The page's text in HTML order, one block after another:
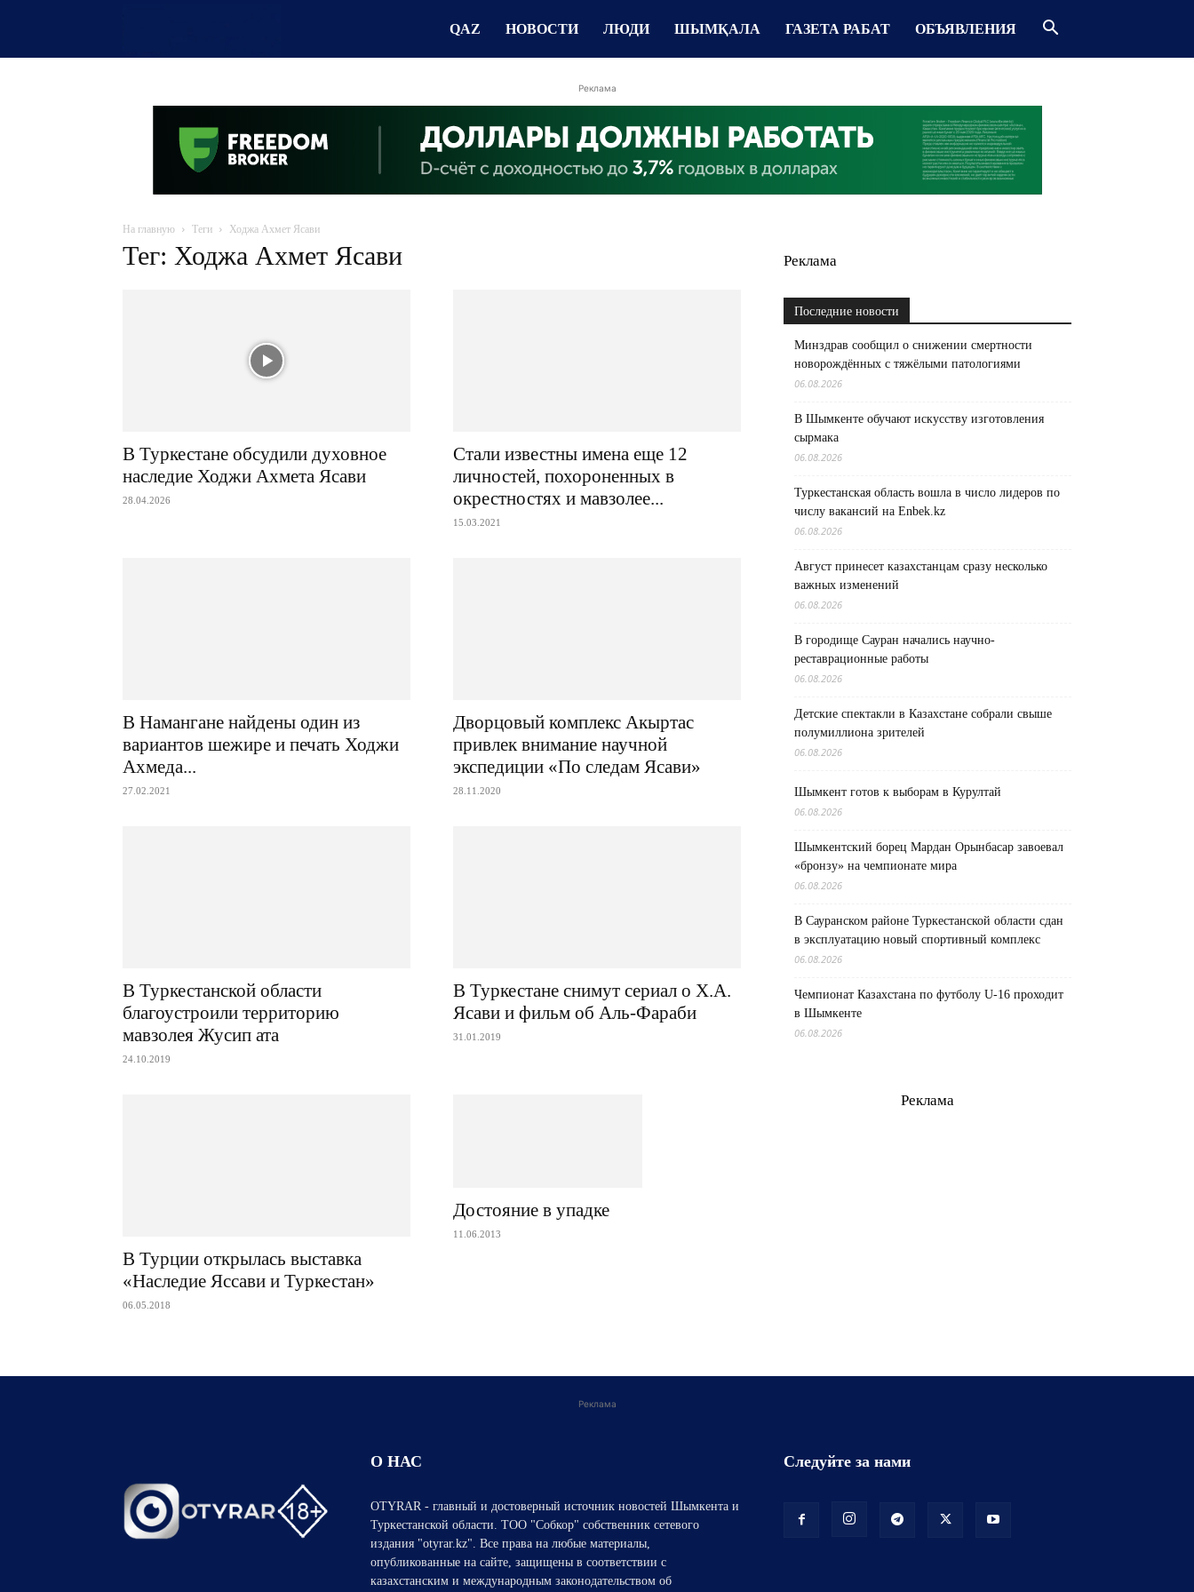
QAZ НОВОСТИ ЛЮДИ ШЫМҚАЛА ГАЗЕТА РАБАТ ОБЪЯВЛЕНИЯ
Реклама
На главную Теги Ходжа Ахмет Ясави
Тег: Ходжа Ахмет Ясави
В Туркестане обсудили духовное
наследие Ходжи Ахмета Ясави
28.04.2026
Стали известны имена еще 12
личностей, похороненных в
окрестностях и мавзолее...
15.03.2021
В Намангане найдены один из
вариантов шежире и печать Ходжи
Ахмеда...
27.02.2021
Дворцовый комплекс Акыртас
привлек внимание научной
экспедиции «По следам Ясави»
28.11.2020
В Туркестанской области
благоустроили территорию
мавзолея Жусип ата
24.10.2019
В Туркестане снимут сериал о Х.А.
Ясави и фильм об Аль-Фараби
31.01.2019
В Турции открылась выставка
«Наследие Яссави и Туркестан»
06.05.2018
Достояние в упадке
11.06.2013
Реклама
Последние новости
Минздрав сообщил о снижении смертности
новорождённых с тяжёлыми патологиями
06.08.2026
В Шымкенте обучают искусству изготовления
сырмака
06.08.2026
Туркестанская область вошла в число лидеров по
числу вакансий на Enbek.kz
06.08.2026
Август принесет казахстанцам сразу несколько
важных изменений
06.08.2026
В городище Сауран начались научно-
реставрационные работы
06.08.2026
Детские спектакли в Казахстане собрали свыше
полумиллиона зрителей
06.08.2026
Шымкент готов к выборам в Курултай
06.08.2026
Шымкентский борец Мардан Орынбасар завоевал
«бронзу» на чемпионате мира
06.08.2026
В Сауранском районе Туркестанской области сдан
в эксплуатацию новый спортивный комплекс
06.08.2026
Чемпионат Казахстана по футболу U-16 проходит
в Шымкенте
06.08.2026
Реклама
Реклама
О НАС
OTYRAR - главный и достоверный источник новостей Шымкента и
Туркестанской области. ТОО "Собкор" собственник сетевого
издания "otyrar.kz". Все права на любые материалы,
опубликованные на сайте, защищены в соответствии с
казахстанским и международным законодательством об
Следуйте за нами